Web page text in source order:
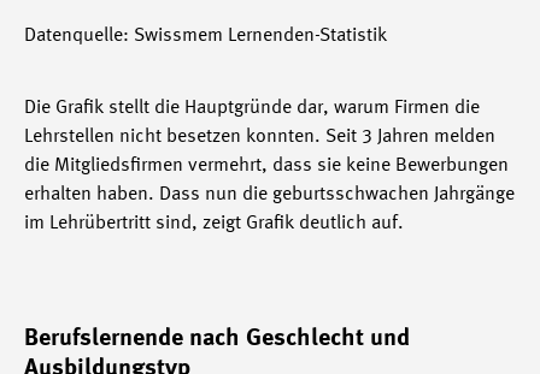
Datenquelle: Swissmem Lernenden-Statistik
Die Grafik stellt die Hauptgründe dar, warum Firmen die
Lehrstellen nicht besetzen konnten. Seit 3 Jahren melden
die Mitgliedsfirmen vermehrt, dass sie keine Bewerbungen
erhalten haben. Dass nun die geburtsschwachen Jahrgänge
im Lehrübertritt sind, zeigt Grafik deutlich auf.
Berufslernende nach Geschlecht und
Ausbildungstyp